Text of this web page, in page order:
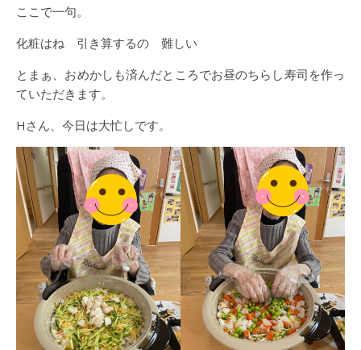
ここで一句。
化粧はね 引き算するの 難しい
とまぁ、おめかしも済んだところでお昼のちらし寿司を作っ
ていただきます。
Hさん、今日は大忙しです。